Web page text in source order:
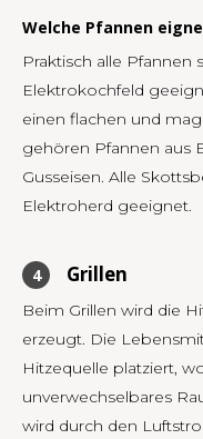
Welche Pfannen
Praktisch alle Pfannen
Elektrokochfeld
einen flachen und
gehören Pfannen aus
Gusseisen. Alle
Elektroherd geeignet.
Grillen
Beim Grillen wird die
erzeugt. Die
Hitzequelle platziert,
unverwechselbares
wird durch den